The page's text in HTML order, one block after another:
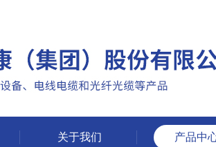
关于我们 产品中